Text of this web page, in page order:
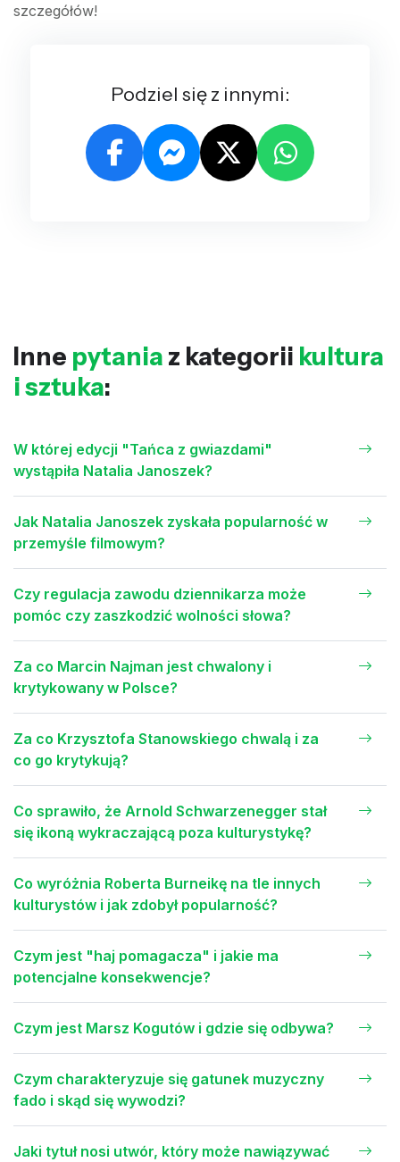
szczegółów!
Podziel się z innymi:
Inne pytania z kategorii kultura
i sztuka:
W której edycji "Tańca z gwiazdami"
wystąpiła Natalia Janoszek?
Jak Natalia Janoszek zyskała popularność w
przemyśle filmowym?
Czy regulacja zawodu dziennikarza może
pomóc czy zaszkodzić wolności słowa?
Za co Marcin Najman jest chwalony i
krytykowany w Polsce?
Za co Krzysztofa Stanowskiego chwalą i za
co go krytykują?
Co sprawiło, że Arnold Schwarzenegger stał
się ikoną wykraczającą poza kulturystykę?
Co wyróżnia Roberta Burneikę na tle innych
kulturystów i jak zdobył popularność?
Czym jest "haj pomagacza" i jakie ma
potencjalne konsekwencje?
Czym jest Marsz Kogutów i gdzie się odbywa?
Czym charakteryzuje się gatunek muzyczny
fado i skąd się wywodzi?
Jaki tytuł nosi utwór, który może nawiązywać